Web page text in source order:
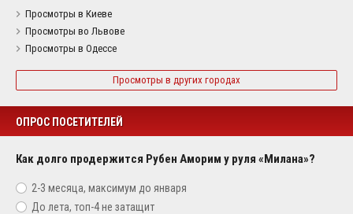
Просмотры в Киеве
Просмотры во Львове
Просмотры в Одессе
Просмотры в других городах
ОПРОС ПОСЕТИТЕЛЕЙ
Как долго продержится Рубен Аморим у руля «Милана»?
2-3 месяца, максимум до января
До лета, топ-4 не затащит